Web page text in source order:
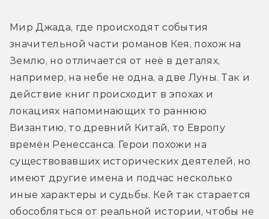
Мир Джада, где происходят события
значительной части романов Кея, похож на
Землю, но отличается от неё в деталях,
например, на небе не одна, а две Луны. Так и
действие книг происходит в эпохах и
локациях напоминающих то раннюю
Византию, то древний Китай, то Европу
времён Ренессанса. Герои похожи на
существовавших исторических деятелей, но
имеют другие имена и подчас несколько
иные характеры и судьбы. Кей так старается
обособляться от реальной истории, чтобы не